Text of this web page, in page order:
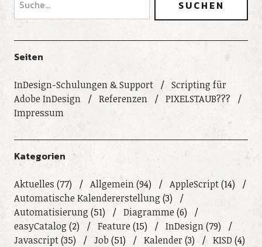
Seiten
InDesign-Schulungen & Support
Scripting für
Adobe InDesign
Referenzen
PIXELSTAUB???
Impressum
Kategorien
Aktuelles (77) Allgemein(94) AppleScript(14)
Automatische Kalendererstellung (3)
Automatisierung (51) Diagramme(6)
easyCatalog (2) Feature (15) InDesign(79)
Javascript(35) Job (51) Kalender(3) KISD (4)